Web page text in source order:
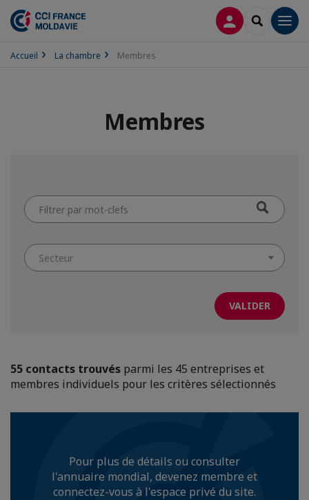
CONNEXION
Accueil La chambre Membres
Membres
Filtrer
par
mot-
Secteur
55 contacts trouvés parmi les 45 entreprises et
membres individuels pour les critères sélectionnés
Pour plus de détails ou consulter
l'annuaire mondial, devenez membre et
connectez-vous à l'espace privé du site.